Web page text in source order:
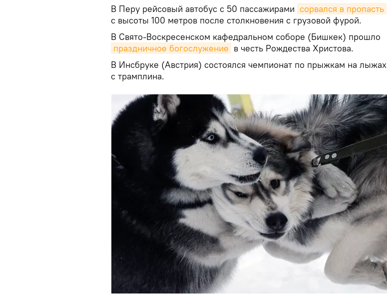
В Перу рейсовый автобус с 50 пассажирами сорвался в пропасть
с высоты 100 метров после столкновения с грузовой фурой.
В Свято-Воскресенском кафедральном соборе (Бишкек) прошло
праздничное богослужение в честь Рождества Христова.
В Инсбруке (Австрия) состоялся чемпионат по прыжкам на лыжах
с трамплина.